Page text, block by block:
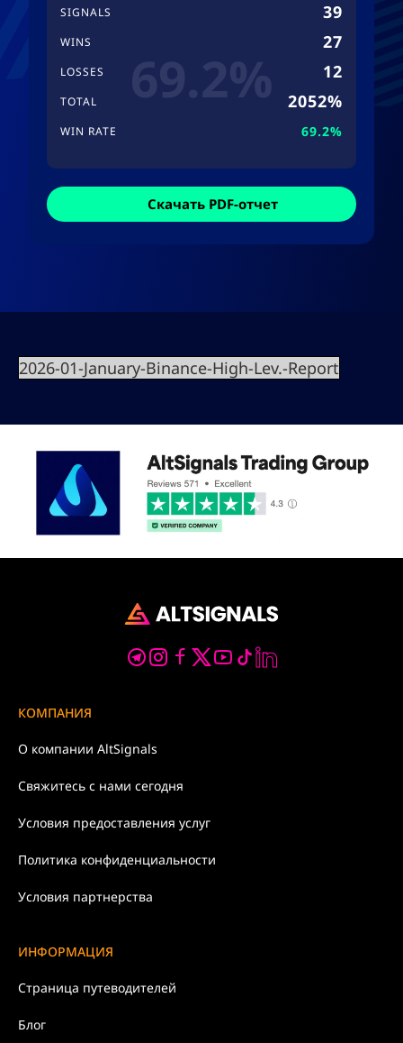
SIGNALS 39
WINS 27
LOSSES 12
TOTAL 2052%
WIN RATE 69.2%
Скачать PDF-отчет
2026-01-January-Binance-High-Lev.-Report
КОМПАНИЯ
О компании AltSignals
Свяжитесь с нами сегодня
Условия предоставления услуг
Политика конфиденциальности
Условия партнерства
ИНФОРМАЦИЯ
Страница путеводителей
Блог